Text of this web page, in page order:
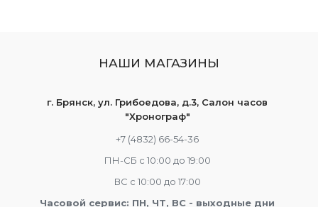
НАШИ МАГАЗИНЫ
г. Брянск, ул. Грибоедова, д.3, Салон часов
"Хронограф"
+7 (4832) 66-54-36
ПН-СБ с 10:00 до 19:00
ВС с 10:00 до 17:00
Часовой сервис: ПН, ЧТ, ВС - выходные дни